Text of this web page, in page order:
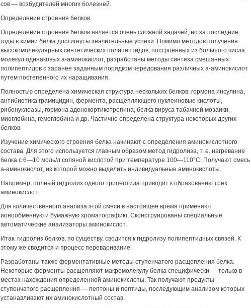
сов — возбудителей многих болезней.
Определение строения белков
Определение строения белков является очень сложной задачей, но за последние
годы в химии белка достигнуты значительные успехи. Помимо методов получения
высокомоле­кулярных синтетических полипептидов, построенных из большого чис­ла
молекул одинаковых а-аминокислот, разработаны методы синтеза смешанных
полипептидов с заранее заданным порядком чередования различных а-аминокислот
путем постепенного их наращивания.
Полностью определена химическая структура нескольких белков: гормона инсулина,
антибиотика грамицидин, фермента, расщепляющего нуклеи­новые кислоты,
рибонуклеазы, гормона аденокортикотропина, белка вируса табачной мозаики,
миоглобина, гемоглобина и др. Частично определена структура некото­рых других
белков.
Изучение химического строения белка начинают с определения аминокислотного
состава. Для этого используется главным образом метод гидролиза, т. е. нагревание
белка с 6—10 моль/л соляной кислотой при температуре 100—110°С. Получают смесь
а-аминокислот, из которой можно выделить индивидуальные аминокислоты.
Например, полный гидролиз одного трипептида приводит к образованию трех
аминокислот:
Для количественного анализа этой смеси в настоя­щее время применяют
ионообменную и бумажную хроматографию. Сконструированы специальные
автоматические анализаторы ами­нокислот.
Итак, гидролиз белков, по существу, сводится к гидролизу полипептидных связей. К
этому же сводится и процесс переваривание.
Разработаны также ферментативные методы ступенчатого рас­щепления белка.
Некоторые ферменты расщепляют макромолекулу белка специфически — только в
местах нахождения определенной аминокислоты. Так получают продукты
ступенчатого расщепления — пептоны и пептиды, последующим анализом которых
устанавлива­ют их аминокислотный состав.